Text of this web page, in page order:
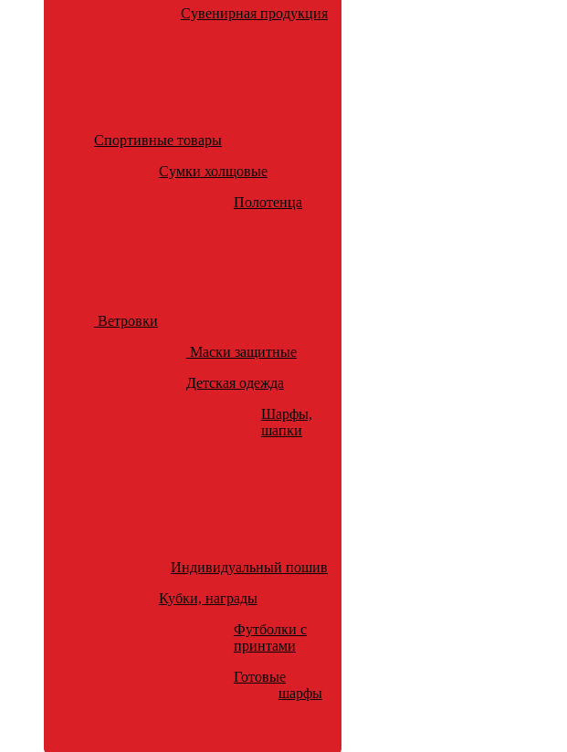
Сувенирная продукция
Спортивные товары
Сумки холщовые
Полотенца
Ветровки
Маски защитные
Детская одежда
Шарфы,
шапки
Индивидуальный пошив
Кубки, награды
Футболки с
принтами
Готовые
шарфы